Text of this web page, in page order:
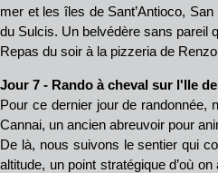
mer et les îles de Sant’Antioco,
du Sulcis. Un belvédère sans pareil
Repas du soir à la pizzeria de
Jour 7 - Rando à cheval sur l'Ile
Pour ce dernier jour de randonnée,
Cannai, un ancien abreuvoir pour
De là, nous suivons le sentier qui
altitude, un point stratégique d’où